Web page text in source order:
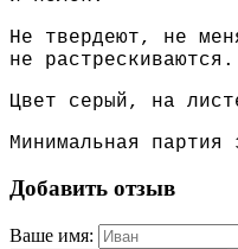
Не твердеют, не
не растрескиваются.
Цвет серый, на
Минимальная
Добавить отзыв
Ваше имя: